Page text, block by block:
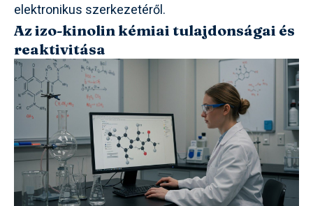
elektronikus szerkezetéről.
Az izo-kinolin kémiai tulajdonságai és
reaktivitása